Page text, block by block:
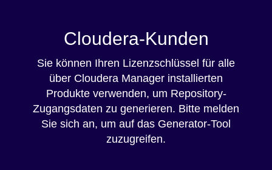
Cloudera-Kunden
Sie können Ihren Lizenzschlüssel für alle
über Cloudera Manager installierten
Produkte verwenden, um Repository-
Zugangsdaten zu generieren. Bitte melden
Sie sich an, um auf das Generator-Tool
zuzugreifen.